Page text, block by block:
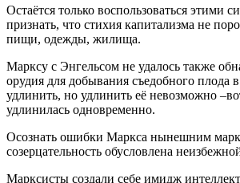
Остаётся только воспользоваться
признать, что стихия капитализма не
пищи, одежды, жилища.
Марксу с Энгельсом не удалось также
орудия для добывания съедобного плода
удлинить, но удлинить её невозможно
удлинилась одновременно.
Осознать ошибки Маркса нынешним
созерцательность обусловлена
Марксисты создали себе имидж